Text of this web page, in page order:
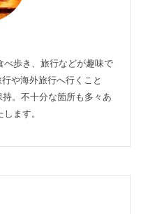
歩き、旅行などが趣味で
や海外旅行へ行くこと
。不十分な箇所も多々あ
ます。